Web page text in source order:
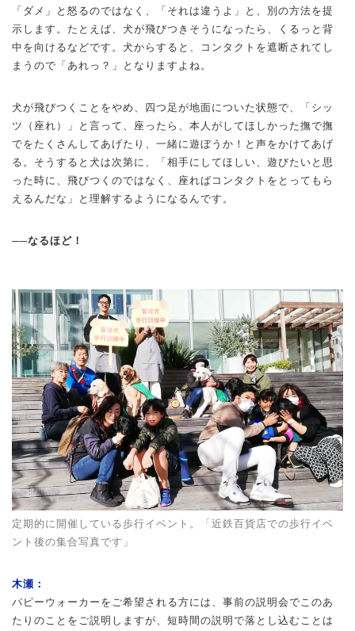
「ダメ」と怒るのではなく、「それは違うよ」と、別の方法を提
示します。たとえば、犬が飛びつきそうになったら、くるっと背
中を向けるなどです。犬からすると、コンタクトを遮断されてし
まうので「あれっ？」となりますよね。
犬が飛びつくことをやめ、四つ足が地面についた状態で、「シッ
ツ（座れ）」と言って、座ったら、本人がしてほしかった撫で撫
でをたくさんしてあげたり、一緒に遊ぼうか！と声をかけてあげ
る。そうすると犬は次第に、「相手にしてほしい、遊びたいと思
った時に、飛びつくのではなく、座ればコンタクトをとってもら
えるんだな」と理解するようになるんです。
──なるほど！
定期的に開催している歩行イベント。「近鉄百貨店での歩行イベ
ント後の集合写真です」
木瀬：
パピーウォーカーをご希望される方には、事前の説明会でこのあ
たりのことをご説明しますが、短時間の説明で落とし込むことは